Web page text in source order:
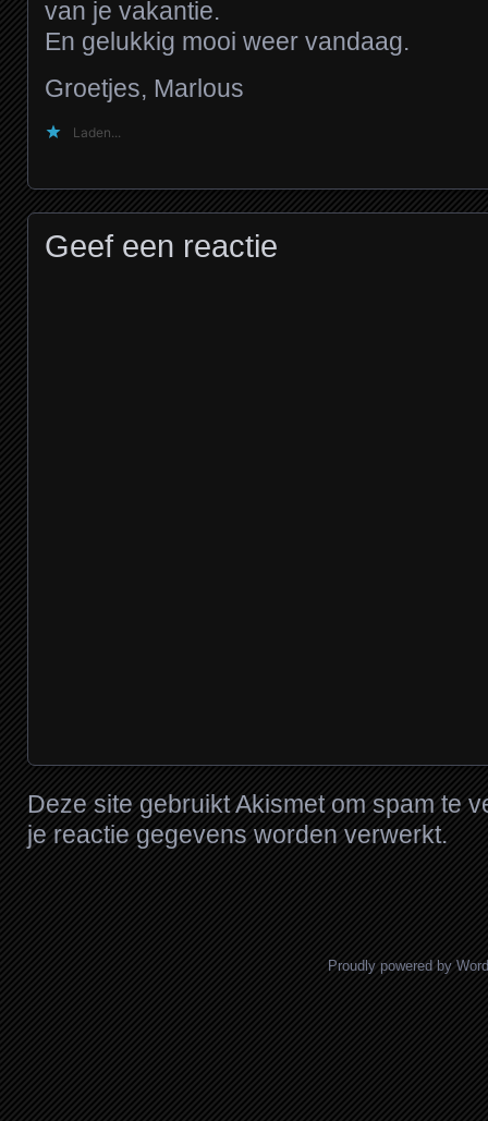
van je vakantie.
En gelukkig mooi weer vandaag.
Groetjes, Marlous
Laden...
Geef een reactie
Deze site gebruikt Akismet om spam te
je reactie gegevens worden verwerkt.
Proudly powered by